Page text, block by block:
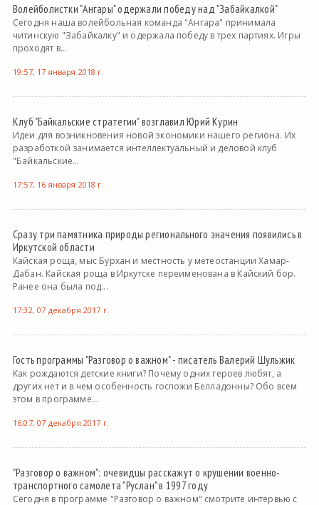
Волейболистки "Ангары" одержали победу над "Забайкалкой"
Сегодня наша волейбольная команда "Ангара" принимала
читинскую "Забайкалку" и одержала победу в трех партиях. Игры
проходят в...
19:57, 17 января 2018 г.
Клуб "Байкальские стратегии" возглавил Юрий Курин
Идеи для возникновения новой экономики нашего региона. Их
разработкой занимается интеллектуальный и деловой клуб
"Байкальские...
17:57, 16 января 2018 г.
Сразу три памятника природы регионального значения появились в
Иркутской области
Кайская роща, мыс Бурхан и местность у метеостанции Хамар-
Дабан. Кайская роща в Иркутске переименована в Кайский бор.
Ранее она была под...
17:32, 07 декабря 2017 г.
Гость программы "Разговор о важном" - писатель Валерий Шульжик
Как рождаются детские книги? Почему одних героев любят, а
других нет и в чем особенность госпожи Белладонны? Обо всем
этом в программе...
16:07, 07 декабря 2017 г.
"Разговор о важном": очевидцы расскажут о крушении военно-
транспортного самолета "Руслан" в 1997 году
Сегодня в программе "Разговор о важном" смотрите интервью с